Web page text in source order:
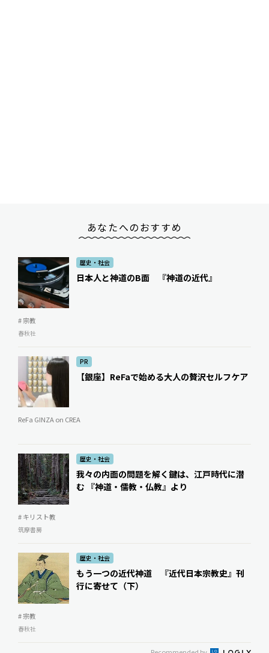
あなたへのおすすめ
歴史・社会
日本人と神道のB面 『神道の近代』
# 宗教
春秋社
PR
【銀座】ReFaで始める大人の贅沢セルフケア
ReFa GINZA on CREA
歴史・社会
我々の内面の問題を解く鍵は、江戸時代に潜
む 『神道・儒教・仏教』より
# キリスト教
筑摩書房
歴史・社会
もう一つの近代神道 『近代日本宗教史』刊
行に寄せて（下）
# 宗教
春秋社